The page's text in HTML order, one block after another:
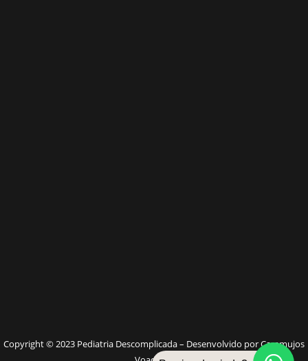
Copyright © 2023 Pediatria Descomplicada – Desenvolvido por Caramujos
W